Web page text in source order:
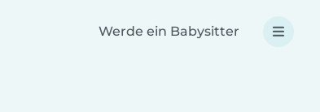
Werde ein Babysitter